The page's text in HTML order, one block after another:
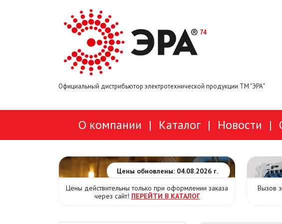
Официальный дистрибьютор электротехнической продукции ТМ "ЭРА"
О компании | Каталог | Новости |
Цены обновлены: 04.08.2026 г.
Цены действительны только при оформлении заказа
через сайт! ПЕРЕЙТИ В КАТАЛОГ
Вызов